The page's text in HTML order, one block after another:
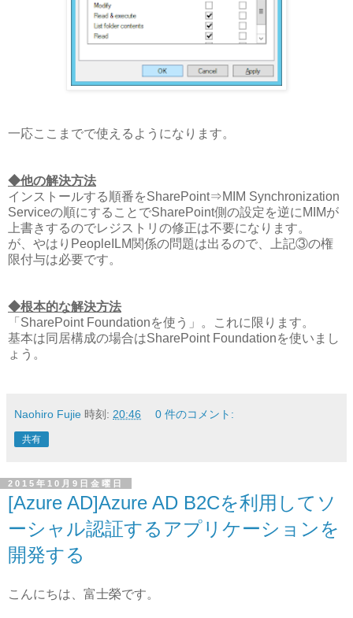
一応ここまでで使えるようになります。
◆他の解決方法
インストールする順番をSharePoint⇒MIM Synchronization
Serviceの順にすることでSharePoint側の設定を逆にMIMが
上書きするのでレジストリの修正は不要になります。
が、やはりPeopleILM関係の問題は出るので、上記③の権
限付与は必要です。
◆根本的な解決方法
「SharePoint Foundationを使う」。これに限ります。
基本は同居構成の場合はSharePoint Foundationを使いまし
ょう。
Naohiro Fujie 時刻: 20:46 0 件のコメント:
共有
2015年10月9日金曜日
[Azure AD]Azure AD B2Cを利用してソ
ーシャル認証するアプリケーションを
開発する
こんにちは、富士榮です。